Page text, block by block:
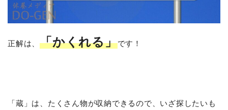
正解は、「かくれる」です！
「蔵」は、たくさん物が収納できるので、いざ探したいも